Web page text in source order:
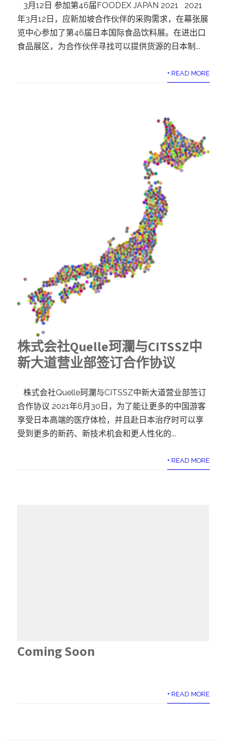
3月12日 参加第46届FOODEX JAPAN 2021 2021
年3月12日，应新加坡合作伙伴的采购需求，在幕张展
览中心参加了第46届日本国际食品饮料展。在进出口
食品展区，为合作伙伴寻找可以提供货源的日本制...
+ READ MORE
株式会社Quelle珂瀾与CITSSZ中
新大道营业部签订合作协议
株式会社Quelle珂瀾与CITSSZ中新大道营业部签订
合作协议 2021年6月30日，为了能让更多的中国游客
享受日本高端的医疗体检，并且赴日本治疗时可以享
受到更多的新药、新技术机会和更人性化的...
+ READ MORE
Coming Soon
+ READ MORE